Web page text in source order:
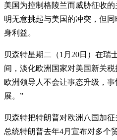
美国为控制格陵兰而威胁征收
明无意挑起与美国的冲突，但
身利益。
贝森特星期二（1月20日）在瑞
间，淡化欧洲国家对美国新关
欧洲领导人不会让事态升级，
展。”
贝森特把特朗普对欧洲八国加
总统特朗普去年4月宣布对多个